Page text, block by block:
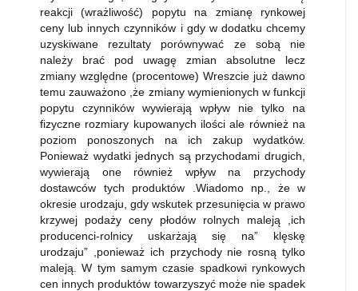
reakcji (wrażliwość) popytu na zmianę rynkowej
ceny lub innych czynników i gdy w dodatku chcemy
uzyskiwane rezultaty porównywać ze sobą nie
należy brać pod uwagę zmian absolutne lecz
zmiany względne (procentowe) Wreszcie już dawno
temu zauważono ,że zmiany wymienionych w funkcji
popytu czynników wywierają wpływ nie tylko na
fizyczne rozmiary kupowanych ilości ale również na
poziom ponoszonych na ich zakup wydatków.
Ponieważ wydatki jednych są przychodami drugich,
wywierają one również wpływ na przychody
dostawców tych produktów .Wiadomo np., że w
okresie urodzaju, gdy wskutek przesunięcia w prawo
krzywej podaży ceny płodów rolnych maleją ,ich
producenci-rolnicy uskarżają się na” klęskę
urodzaju” ,ponieważ ich przychody nie rosną tylko
maleją. W tym samym czasie spadkowi rynkowych
cen innych produktów towarzyszyć może nie spadek